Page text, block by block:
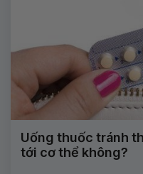
Uống thuốc tránh
tới cơ thể không?